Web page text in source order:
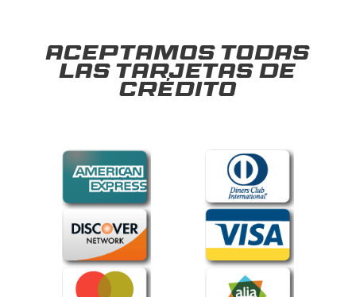
Aceptamos todas
las tarjetas de
crédito